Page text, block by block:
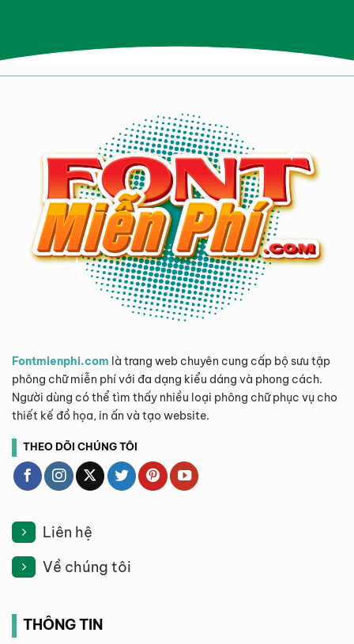
Fontmienphi.com là trang web chuyên cung cấp bộ sưu tập
phông chữ miễn phí với đa dạng kiểu dáng và phong cách.
Người dùng có thể tìm thấy nhiều loại phông chữ phục vụ cho
thiết kế đồ họa, in ấn và tạo website.
THEO DÕI CHÚNG TÔI
Liên hệ
Về chúng tôi
THÔNG TIN